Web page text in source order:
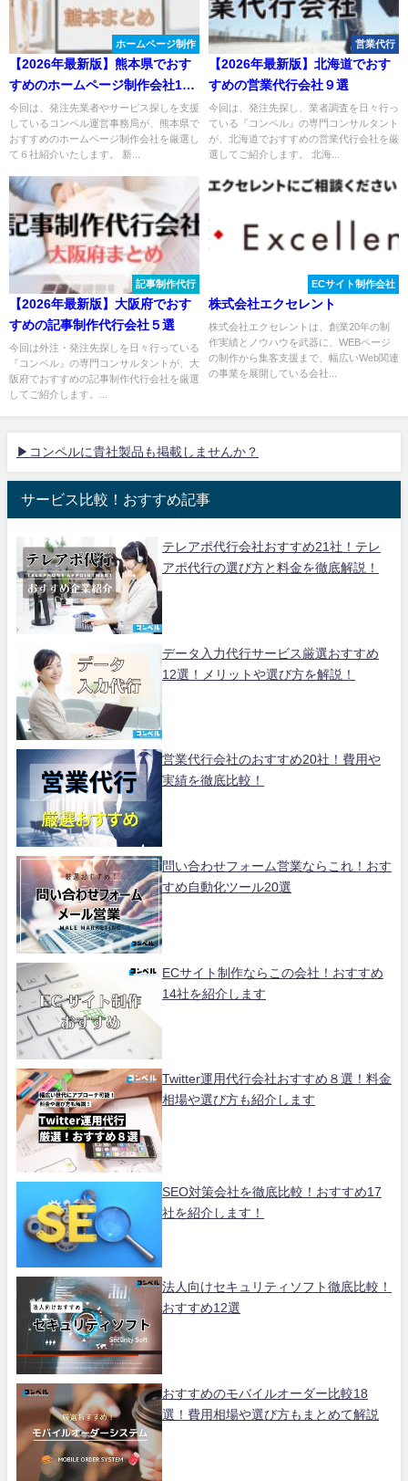
ホームページ制作
【2026年最新版】熊本県でおす
すめのホームページ制作会社10
選
今回は、発注先業者やサービス探しを支援
しているコンペル運営事務局が、熊本県で
おすすめのホームページ制作会社を厳選し
て６社紹介いたします。 新...
営業代行
【2026年最新版】北海道でおす
すめの営業代行会社９選
今回は、発注先探し、業者調査を日々行っ
ている『コンペル』の専門コンサルタント
が、北海道でおすすめの営業代行会社を厳
選してご紹介します。 北海...
記事制作代行
【2026年最新版】大阪府でおす
すめの記事制作代行会社５選
今回は外注・発注先探しを日々行っている
『コンペル』の専門コンサルタントが、大
阪府でおすすめの記事制作代行会社を厳選
してご紹介します。...
ECサイト制作会社
株式会社エクセレント
株式会社エクセレントは、創業20年の制
作実績とノウハウを武器に、WEBページ
の制作から集客支援まで、幅広いWeb関連
の事業を展開している会社...
▶コンペルに貴社製品も掲載しませんか？
サービス比較！おすすめ記事
テレアポ代行会社おすすめ21社！テレ
アポ代行の選び方と料金を徹底解説！
データ入力代行サービス厳選おすすめ
12選！メリットや選び方を解説！
営業代行会社のおすすめ20社！費用や
実績を徹底比較！
問い合わせフォーム営業ならこれ！おす
すめ自動化ツール20選
ECサイト制作ならこの会社！おすすめ
14社を紹介します
Twitter運用代行会社おすすめ８選！料金
相場や選び方も紹介します
SEO対策会社を徹底比較！おすすめ17
社を紹介します！
法人向けセキュリティソフト徹底比較！
おすすめ12選
おすすめのモバイルオーダー比較18
選！費用相場や選び方もまとめて解説